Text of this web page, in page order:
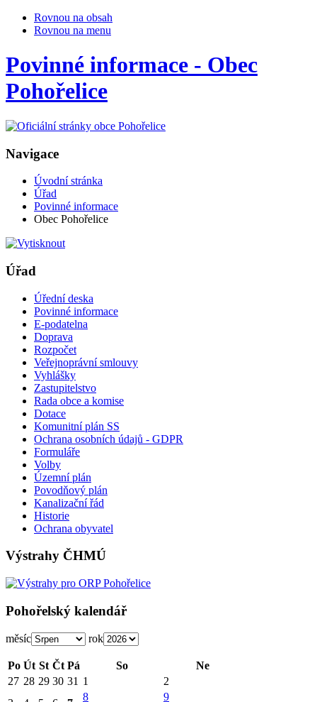
Rovnou na obsah
Rovnou na menu
Povinné informace - Obec
Pohořelice
Navigace
Úvodní stránka
Úřad
Povinné informace
Obec Pohořelice
Úřad
Úřední deska
Povinné informace
E-podatelna
Doprava
Rozpočet
Veřejnoprávní smlouvy
Vyhlášky
Zastupitelstvo
Rada obce a komise
Dotace
Komunitní plán SS
Ochrana osobních údajů - GDPR
Formuláře
Volby
Územní plán
Povodňový plán
Kanalizační řád
Historie
Ochrana obyvatel
Výstrahy ČHMÚ
Pohořelský kalendář
měsíc rok
Po Út St Čt Pá So
Ne
27 28 29 30 31 1
2
8 9